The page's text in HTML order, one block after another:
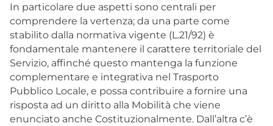
In particolare due aspetti sono centrali per
comprendere la vertenza; da una parte come
stabilito dalla normativa vigente (L.21/92) è
fondamentale mantenere il carattere territoriale del
Servizio, affinché questo mantenga la funzione
complementare e integrativa nel Trasporto
Pubblico Locale, e possa contribuire a fornire una
risposta ad un diritto alla Mobilità che viene
enunciato anche Costituzionalmente. Dall’altra c’è